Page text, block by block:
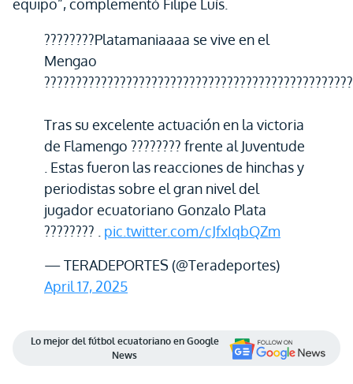
equipo”, complementó Filipe Luís.
????????Platamaniaaaa se vive en el
Mengao
Tras su excelente actuación en la victoria
de Flamengo ???????? frente al Juventude
. Estas fueron las reacciones de hinchas y
periodistas sobre el gran nivel del
jugador ecuatoriano Gonzalo Plata
???????? . pic.twitter.com/cJfxIqbQZm
— TERADEPORTES (@Teradeportes)
April 17, 2025
Lo mejor del fútbol ecuatoriano en Google
News